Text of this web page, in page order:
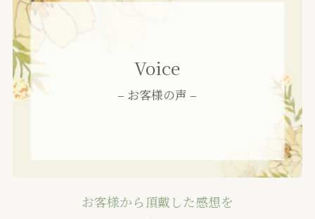
Voice
– お客様の声 –
お客様から頂戴した感想を